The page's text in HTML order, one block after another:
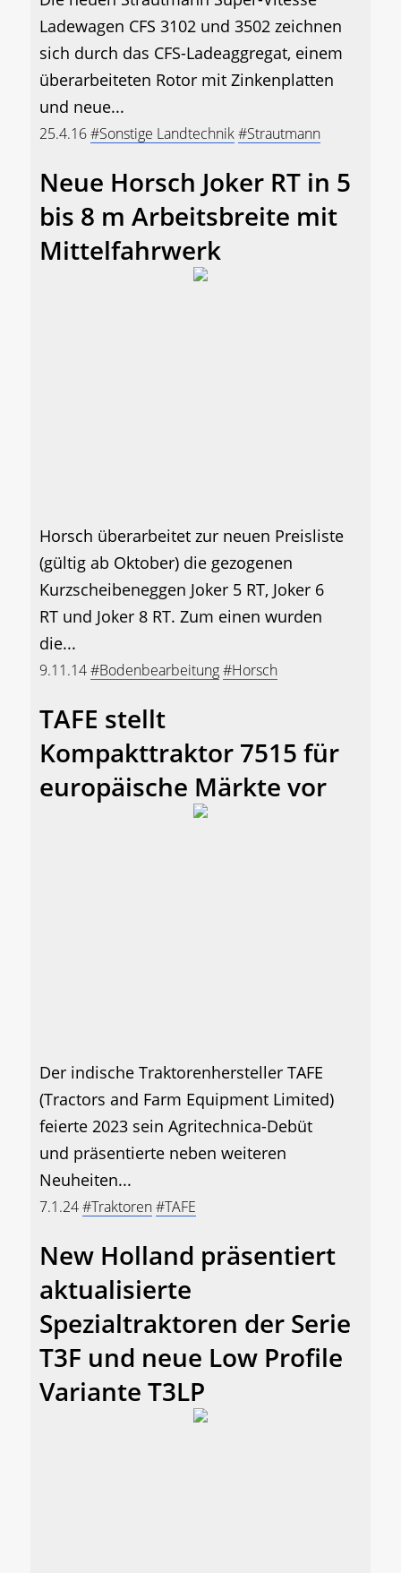
Ladewagen CFS 3102 und 3502 zeichnen
sich durch das CFS-Ladeaggregat, einem
überarbeiteten Rotor mit Zinkenplatten
und neue...
25.4.16#Sonstige Landtechnik#Strautmann
Neue Horsch Joker RT in 5
bis 8 m Arbeitsbreite mit
Mittelfahrwerk
Horsch überarbeitet zur neuen Preisliste
(gültig ab Oktober) die gezogenen
Kurzscheibeneggen Joker 5 RT, Joker 6
RT und Joker 8 RT. Zum einen wurden
die...
9.11.14#Bodenbearbeitung#Horsch
TAFE stellt
Kompakttraktor 7515 für
europäische Märkte vor
Der indische Traktorenhersteller TAFE
(Tractors and Farm Equipment Limited)
feierte 2023 sein Agritechnica-Debüt
und präsentierte neben weiteren
Neuheiten...
7.1.24#Traktoren#TAFE
New Holland präsentiert
aktualisierte
Spezialtraktoren der Serie
T3F und neue Low Profile
Variante T3LP